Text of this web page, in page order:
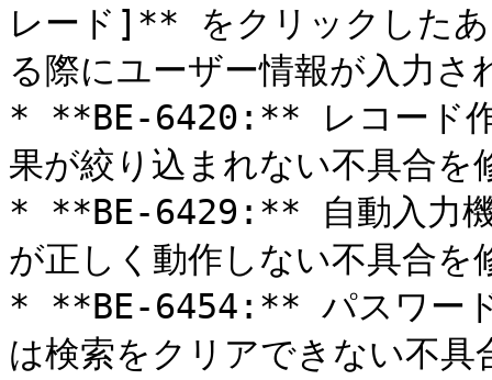
レード]** をクリックしたあ
る際にユーザー情報が入力さ
* **BE-6420:** レコード作
果が絞り込まれない不具合を
* **BE-6429:** 自動入力機
が正しく動作しない不具合を
* **BE-6454:** パスワード
は検索をクリアできない不具